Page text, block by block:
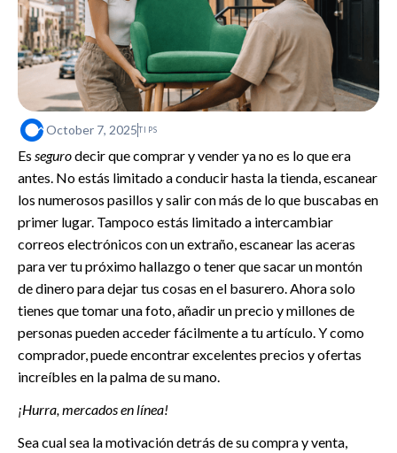
October 7, 2025TIPS
Es segurodecir que comprar y vender ya no es lo que era
antes. No estás limitado a conducir hasta la tienda, escanear
los numerosos pasillos y salir con más de lo que buscabas en
primer lugar. Tampoco estás limitado a intercambiar
correos electrónicos con un extraño, escanear las aceras
para ver tu próximo hallazgo o tener que sacar un montón
de dinero para dejar tus cosas en el basurero. Ahora solo
tienes que tomar una foto, añadir un precio y millones de
personas pueden acceder fácilmente a tu artículo. Y como
comprador, puede encontrar excelentes precios y ofertas
increíbles en la palma de su mano.
¡Hurra, mercados en línea!
Sea cual sea la motivación detrás de su compra y venta,